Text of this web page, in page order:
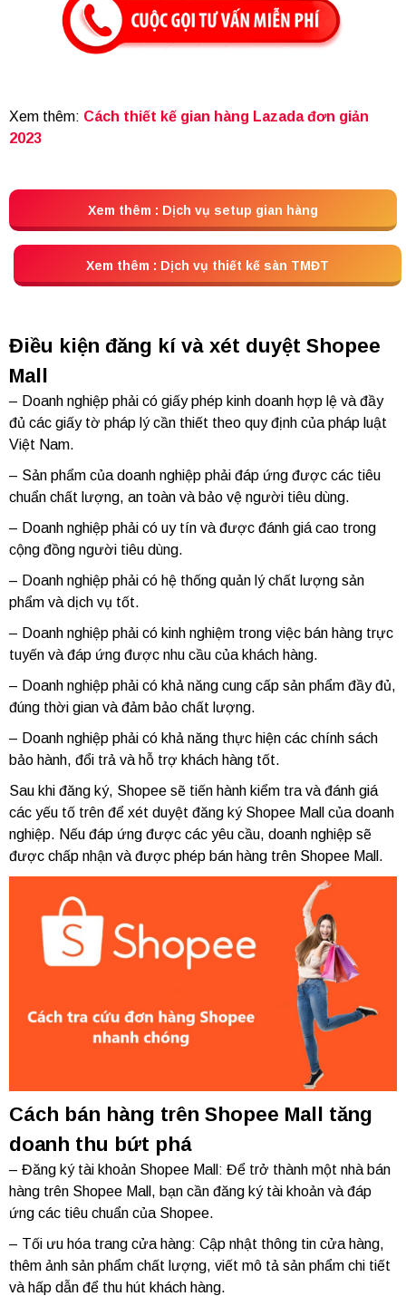
Xem thêm: Cách thiết kế gian hàng Lazada đơn giản
2023
Xem thêm : Dịch vụ setup gian hàng
Xem thêm : Dịch vụ thiết kế sàn TMĐT
Điều kiện đăng kí và xét duyệt Shopee
Mall
– Doanh nghiệp phải có giấy phép kinh doanh hợp lệ và đầy
đủ các giấy tờ pháp lý cần thiết theo quy định của pháp luật
Việt Nam.
– Sản phẩm của doanh nghiệp phải đáp ứng được các tiêu
chuẩn chất lượng, an toàn và bảo vệ người tiêu dùng.
– Doanh nghiệp phải có uy tín và được đánh giá cao trong
cộng đồng người tiêu dùng.
– Doanh nghiệp phải có hệ thống quản lý chất lượng sản
phẩm và dịch vụ tốt.
– Doanh nghiệp phải có kinh nghiệm trong việc bán hàng trực
tuyến và đáp ứng được nhu cầu của khách hàng.
– Doanh nghiệp phải có khả năng cung cấp sản phẩm đầy đủ,
đúng thời gian và đảm bảo chất lượng.
– Doanh nghiệp phải có khả năng thực hiện các chính sách
bảo hành, đổi trả và hỗ trợ khách hàng tốt.
Sau khi đăng ký, Shopee sẽ tiến hành kiểm tra và đánh giá
các yếu tố trên để xét duyệt đăng ký Shopee Mall của doanh
nghiệp. Nếu đáp ứng được các yêu cầu, doanh nghiệp sẽ
được chấp nhận và được phép bán hàng trên Shopee Mall.
Cách bán hàng trên Shopee Mall tăng
doanh thu bứt phá
– Đăng ký tài khoản Shopee Mall: Để trở thành một nhà bán
hàng trên Shopee Mall, bạn cần đăng ký tài khoản và đáp
ứng các tiêu chuẩn của Shopee.
– Tối ưu hóa trang cửa hàng: Cập nhật thông tin cửa hàng,
thêm ảnh sản phẩm chất lượng, viết mô tả sản phẩm chi tiết
và hấp dẫn để thu hút khách hàng.